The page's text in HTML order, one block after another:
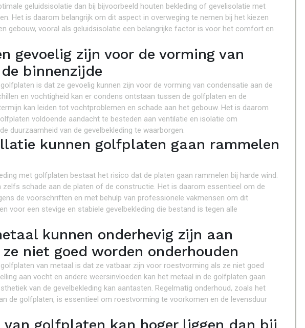
geluidsisolatie dan bij bijvoorbeeld houten bekleding of gevelisolatie met
Het is daarom belangrijk om dit aspect in overweging te nemen bij het kiezen
gebouw, vooral als geluidsisolatie een belangrijke factor is voor het comfort en
gevoelig zijn voor de vorming van
binnenzijde
is dat ze gevoelig kunnen zijn voor de vorming van condensatie aan de
en vochtigheid kan er condens ontstaan tussen de golfplaten en de
kan leiden tot vochtproblemen en schade aan het gebouw. Het is daarom
voldoende aandacht te besteden aan ventilatie en isolatie om
duurzaamheid van de gevelbekleding te waarborgen.
kunnen golfplaten gaan rammelen
met golfplaten bestaat het risico dat de platen gaan rammelen bij harde wind.
zelfs schade aan de platen of de constructie. Het is daarom essentieel om de
de voorschriften en met behulp van professionele vakmensen om dit
voor een stevige en stabiele gevelbekleding die bestand is tegen alle
kunnen onderhevig zijn aan
niet goed worden onderhouden
van metaal is dat ze vatbaar zijn voor roestvorming als ze niet goed
aan vocht en andere weersinvloeden kan het metaal in de golfplaten gaan
van de gevelbekleding kan aantasten. Regelmatig onderhoud, zoals het
de golfplaten, is essentieel om roestvorming te voorkomen en de levensduur